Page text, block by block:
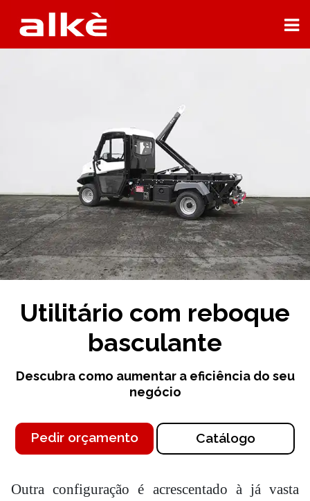
Utilitário com reboque
basculante
Descubra como aumentar a eficiência do seu
negócio
Pedir orçamento Catálogo
Outra configuração é acrescentado à já vasta